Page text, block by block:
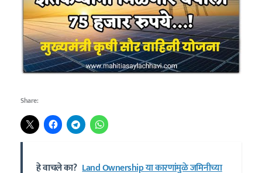
Share:
हे वाचले का? Land Ownership या कारणांमुळे जमिनीच्या